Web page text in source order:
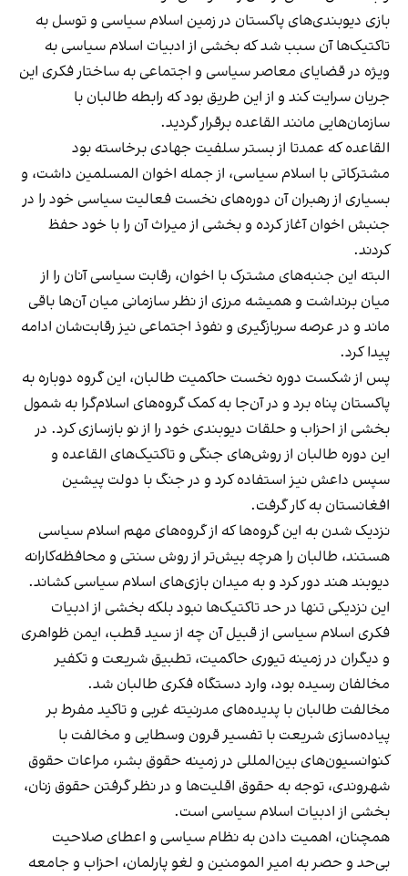
بازی دیوبندی‌های پاکستان در زمین اسلام سیاسی و توسل به
تاکتیک‌ها آن سبب شد که بخشی از ادبیات اسلام سیاسی به
ویژه در قضایای معاصر سیاسی و اجتماعی به ساختار فکری این
جریان سرایت کند و از این طریق بود که رابطه طالبان با
سازمان‌هایی مانند القاعده برقرار گردید.
القاعده که عمدتا از بستر سلفیت جهادی برخاسته بود
مشترکاتی با اسلام سیاسی، از جمله اخوان المسلمین داشت، و
بسیاری از رهبران آن دوره‌های نخست فعالیت سیاسی خود را در
جنبش اخوان آغاز کرده و بخشی از میراث آن را با خود حفظ
کردند.
البته این جنبه‌های مشترک با اخوان، رقابت سیاسی آنان را از
میان برنداشت و همیشه مرزی از نظر سازمانی میان آن‌ها باقی
ماند و در عرصه سربازگیری و نفوذ اجتماعی نیز رقابت‌شان ادامه
پیدا کرد.
پس از شکست دوره نخست حاکمیت طالبان، این گروه دوباره به
پاکستان پناه برد و در آن‌جا به کمک گروه‌های اسلام‌گرا به شمول
بخشی از احزاب و حلقات دیوبندی خود را از نو بازسازی کرد. در
این دوره طالبان از روش‌های جنگی و تاکتیک‌های القاعده و
سپس داعش نیز استفاده کرد و در جنگ با دولت پیشین
افغانستان به کار گرفت.
نزدیک شدن به این گروه‌ها که از گروه‌های مهم اسلام سیاسی
هستند، طالبان را هرچه بیش‌تر از روش سنتی و محافظه‌کارانه
دیوبند هند دور کرد و به میدان بازی‌های اسلام سیاسی کشاند.
این نزدیکی تنها در حد تاکتیک‌ها نبود بلکه بخشی از ادبیات
فکری اسلام سیاسی از قبیل آن چه از سید قطب، ایمن ظواهری
و دیگران در زمینه تیوری حاکمیت، تطبیق شریعت و تکفیر
مخالفان رسیده بود، وارد دستگاه فکری طالبان شد.
مخالفت طالبان با پدیده‌های مدرنیته غربی و تاکید مفرط بر
پیاده‌سازی شریعت با تفسیر قرون وسطایی و مخالفت با
کنوانسیون‌های بین‌المللی در زمینه حقوق بشر، مراعات حقوق
شهروندی، توجه به حقوق اقلیت‌ها و در نظر گرفتن حقوق زنان،
بخشی از ادبیات اسلام سیاسی است.
همچنان، اهمیت دادن به نظام سیاسی و اعطای صلاحیت
بی‌حد و حصر به امیر المومنین و لغو پارلمان، احزاب و جامعه